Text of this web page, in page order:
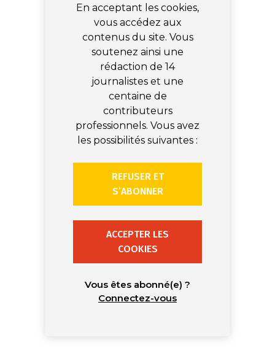
En acceptant les cookies,
vous accédez aux
contenus du site. Vous
soutenez ainsi une
rédaction de 14
journalistes et une
centaine de
contributeurs
professionnels. Vous avez
les possibilités suivantes :
REFUSER ET
S’ABONNER
ACCEPTER LES
COOKIES
Vous êtes abonné(e) ?
Connectez-vous